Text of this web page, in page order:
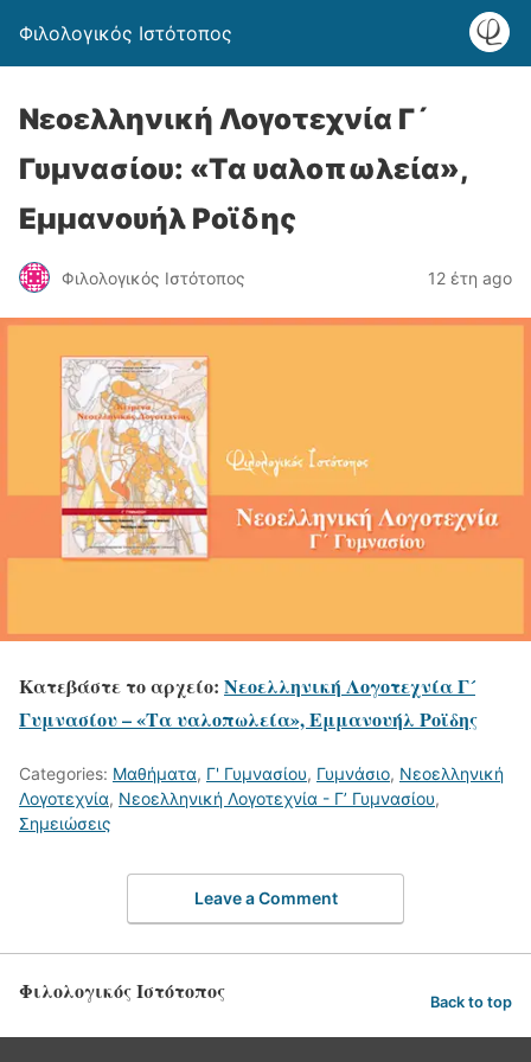
Φιλολογικός Ιστότοπος
Νεοελληνική Λογοτεχνία Γ´
Γυμνασίου: «Tα υαλοπωλεία»,
Εμμανουήλ Ροϊδης
Φιλολογικός Ιστότοπος 12 έτη ago
Κατεβάστε το αρχείο: Νεοελληνική Λογοτεχνία Γ´
Γυμνασίου – «Tα υαλοπωλεία», Εμμανουήλ Ροϊδης
Categories: Μαθήματα, Γ' Γυμνασίου, Γυμνάσιο, Νεοελληνική
Λογοτεχνία, Νεοελληνική Λογοτεχνία - Γ’ Γυμνασίου,
Σημειώσεις
Leave a Comment
Φιλολογικός Ιστότοπος Back to top